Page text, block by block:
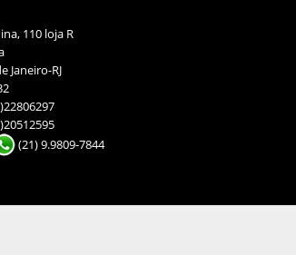
110 loja R
Janeiro-RJ
(21) 9.9809-7844